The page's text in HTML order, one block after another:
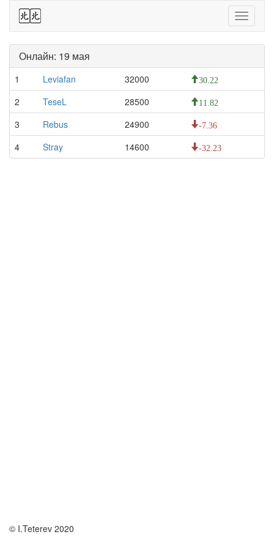
Toggle
44
Онлайн: 19 мая
1 Leviafan 32000 30.22
2 TeseL 28500 11.82
3 Rebus 24900 -7.36
4 Stray 14600 -32.23
© I.Teterev 2020